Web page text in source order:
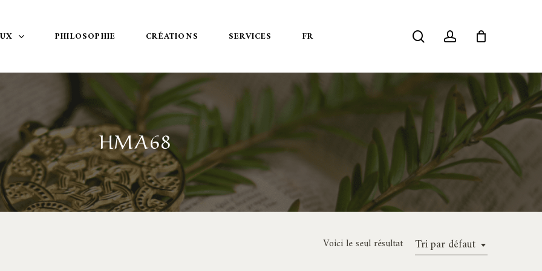
PHILOSOPHIE CRÉATIONS SERVICES FR searchaccount
HMA68
Tri par défaut
Voici le seul résultat